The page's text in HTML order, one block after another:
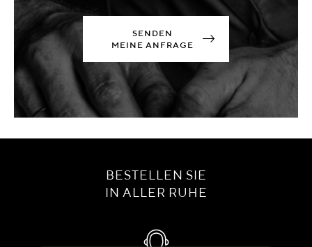
SENDEN
MEINE ANFRAGE
BESTELLEN SIE
IN ALLER RUHE